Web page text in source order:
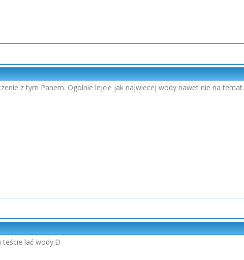
z tym Panem. Ogolnie lejcie jak najwiecej wody nawet nie na temat.
teście lać wody:D